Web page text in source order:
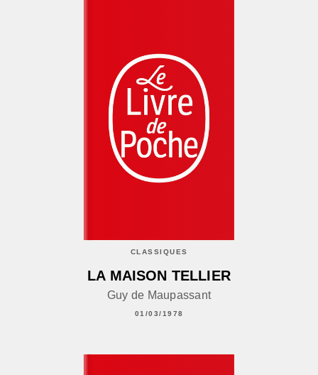
CLASSIQUES
LA MAISON TELLIER
Guy de Maupassant
01/03/1978